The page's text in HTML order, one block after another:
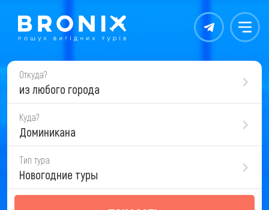
Контакты Меню
Откуда?
из любого города
Куда?
Доминикана
Тип тура
Новогодние туры